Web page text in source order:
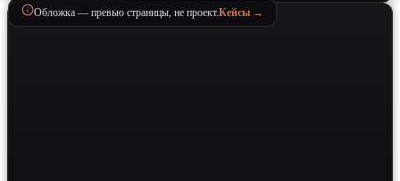
Обложка — превью страницы, не проект.Кейсы →